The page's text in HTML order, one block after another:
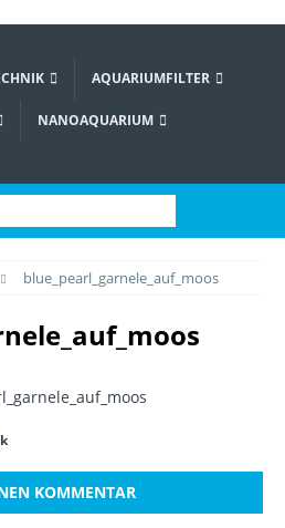
AQUARIUMFILTER
NANOAQUARIUM
blue_pearl_garnele_auf_moos
KOMMENTAR